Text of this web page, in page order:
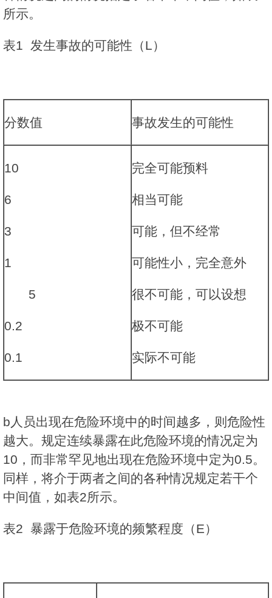
所示。
表1 发生事故的可能性（L）
分数值 事故发生的可能性
10
6
3
1
5
0.2
0.1
完全可能预料
相当可能
可能，但不经常
可能性小，完全意外
很不可能，可以设想
极不可能
实际不可能
b人员出现在危险环境中的时间越多，则危险性
越大。规定连续暴露在此危险环境的情况定为
10，而非常罕见地出现在危险环境中定为0.5。
同样，将介于两者之间的各种情况规定若干个
中间值，如表2所示。
表2 暴露于危险环境的频繁程度（E）